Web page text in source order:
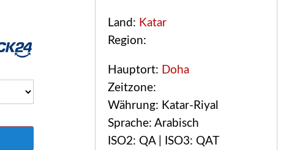
Land: Katar
Region:
Hauptort: Doha
Zeitzone:
Währung: Katar-Riyal
Sprache: Arabisch
ISO2: QA | ISO3: QAT